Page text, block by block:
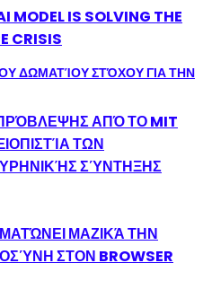
MODEL IS SOLVING THE
CRISIS
ΑΠΌ ΤΟ MIT
ΤΩΝ
ΣΎΝΤΗΞΗΣ
ΜΑΖΙΚΆ ΤΗΝ
ΣΤΟΝ BROWSER